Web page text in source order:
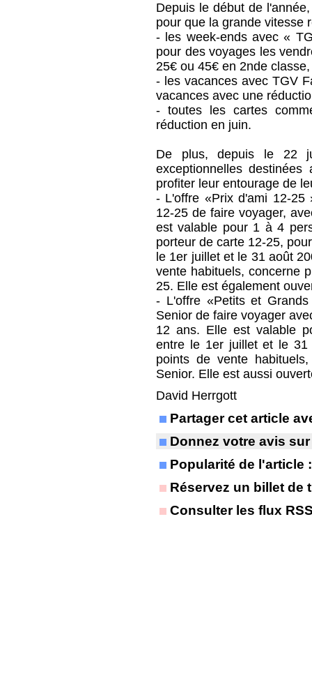
Depuis le début de
pour que la grande vitesse
- les week-ends avec «
pour des voyages les
25€ ou 45€ en 2nde classe,
- les vacances avec TGV
vacances avec une
- toutes les cartes
réduction en juin.
De plus, depuis le 22
exceptionnelles
profiter leur entourage de
- L'offre «Prix d'ami 12-25
12-25 de faire voyager,
est valable pour 1 à 4
porteur de carte 12-25,
le 1er juillet et le 31 août
vente habituels, concerne
25. Elle est également
- L'offre «Petits et
Senior de faire voyager
12 ans. Elle est valable
entre le 1er juillet et le 31
points de vente
Senior. Elle est aussi
David Herrgott
Partager cet article
Donnez votre avis
Popularité de l'article
Réservez un billet de
Consulter les flux